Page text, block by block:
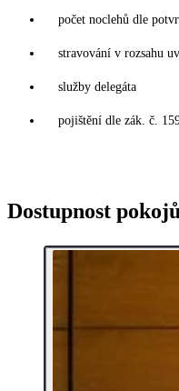
počet noclehů dle
stravování v rozsahu
služby delegáta
pojištění dle zák. č.
Dostupnost pokojů